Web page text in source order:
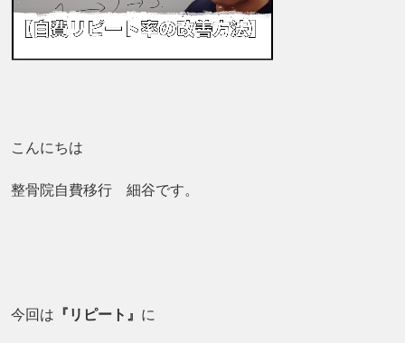
こんにちは
整骨院自費移行 細谷です。
今回は 『リピート』 に